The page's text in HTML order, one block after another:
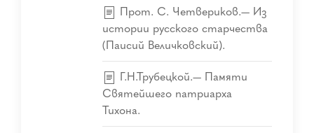
Прот. С. Четвериков.— Из
истории русского старчества
(Паисий Величковский).
Г.Н.Трубецкой.— Памяти
Святейшего патриарха
Тихона.